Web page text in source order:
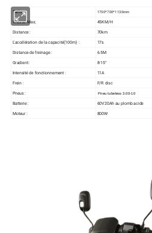
Taille : 1750*700*1130mm
Vitesse Max;
45KM/H
Distance :
70km
L'accélération de la capacité(100m) :
17s
Distance de freinage :
6.5M
Gradient :
8-15°
Intensité de fonctionnement :
11A
Frein :
F/R disc
Pneus :
Pneu tubeless 3.00-10
Batterie :
60V20Ah au plomb acide
Moteur :
800W